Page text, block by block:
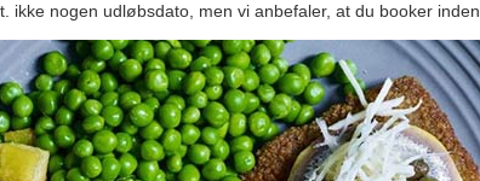
ikke nogen udløbsdato, men vi anbefaler, at du booker